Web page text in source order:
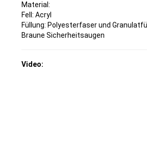
Material:
Fell: Acryl
Füllung: Polyesterfaser und
Braune Sicherheitsaugen
Video: